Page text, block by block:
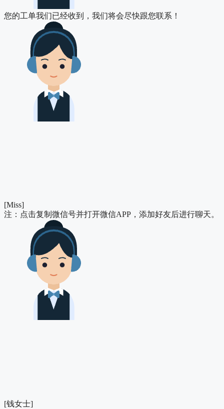
您的工单我们已经收到，我们将会尽快跟您联系！
[Miss]
注：点击复制微信号并打开微信APP，添加好友后进行聊天。
[钱女士]